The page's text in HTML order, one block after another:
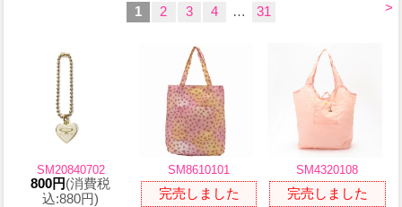
>
1 2 3 4 … 31
SM20840702
800円(消費税
込:880円)
SM8610101
完売しました
SM4320108
完売しました